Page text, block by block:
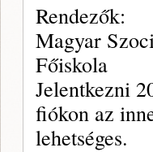
Rendezők:
Magyar
Főiskola
Jelentkezni
fiókon az
lehetséges.